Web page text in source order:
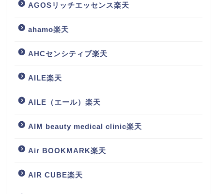
AGOSリッチエッセンス楽天
ahamo楽天
AHCセンシティブ楽天
AILE楽天
AILE（エール）楽天
AIM beauty medical clinic楽天
Air BOOKMARK楽天
AIR CUBE楽天